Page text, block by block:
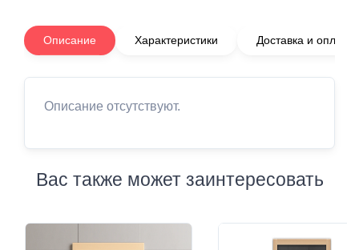
Описание Характеристики Доставка и оплата
Описание отсутствуют.
Вас также может заинтересовать